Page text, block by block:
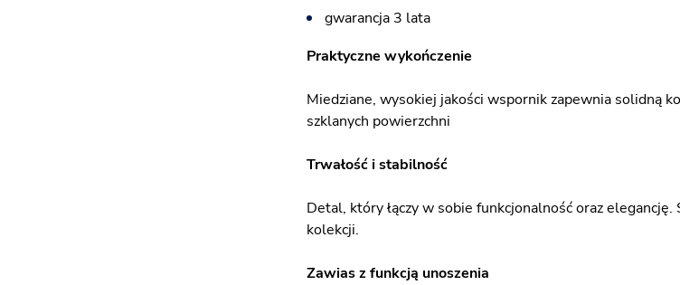
gwarancja 3 lata
Praktyczne wykończenie
Miedziane, wysokiej jakości wspornik zapewnia solidną
szklanych powierzchni
Trwałość i stabilność
Detal, który łączy w sobie funkcjonalność oraz
kolekcji.
Zawias z funkcją unoszenia